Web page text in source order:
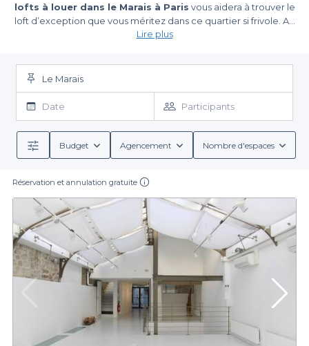
lofts à louer dans le Marais à Paris vous aidera à trouver le
loft d’exception que vous méritez dans ce quartier si frivole. Au
milieu de ces jeunes actifs adorant la fête, se cache de bien
propice aux rencontres à chaque coin de rue, mais vous pourrez
surplomber cette agitation permanente niché du haut de votre
loft parisien du 4 ème arrondissement. Le Marais est un quartier
de charme et de goût, et les lofts à louer ne mentent pas.
vous permettra de goûter au style et à la sophistication du
quartier. N’hésitez donc pas àréserver un loft au Marais , ou
ailleurs dans Paris, pour organiser tous vos événements privés
Lire plus
Le Marais
Date Participants
Budget Agencement Nombre d'espaces
Réservation et annulation gratuite